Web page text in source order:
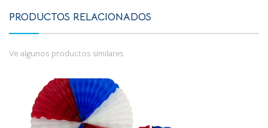
PRODUCTOS RELACIONADOS
Ve algunos productos similares